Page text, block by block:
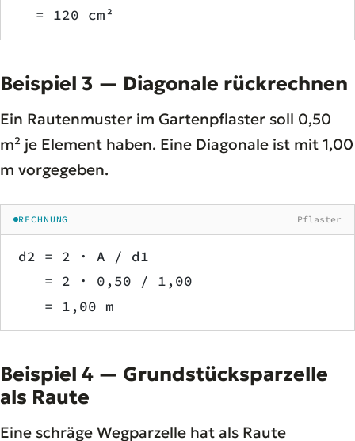
  = 120 cm²
Beispiel 3 — Diagonale rückrechnen
Ein Rautenmuster im Gartenpflaster soll 0,50
m² je Element haben. Eine Diagonale ist mit 1,00
m vorgegeben.
RECHNUNG Pflaster
d2 = 2 · A / d1
   = 2 · 0,50 / 1,00
   = 1,00 m
Beispiel 4 — Grundstücksparzelle
als Raute
Eine schräge Wegparzelle hat als Raute